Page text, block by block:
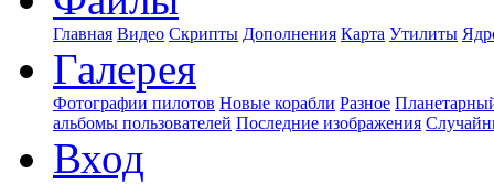
Главная Видео Скрипты Дополнения Карта Утилиты
Галерея
Фотографии пилотов Новые корабли Разное
альбомы пользователей Последние изображения
Вход